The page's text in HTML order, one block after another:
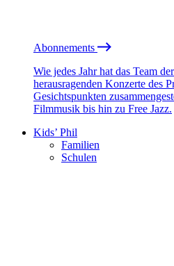
Abonnements
Wie jedes Jahr hat das Team
herausragenden Konzerte des
Gesichtspunkten
Filmmusik bis hin zu Free Jazz.
Kids’ Phil
Familien
Schulen